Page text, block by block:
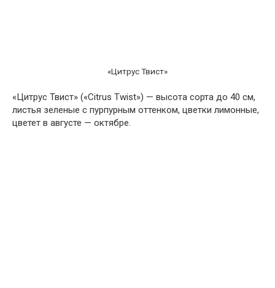
«Цитрус Твист»
«Цитрус Твист» («Citrus Twist») — высота сорта до 40 см,
листья зеленые с пурпурным оттенком, цветки лимонные,
цветет в августе — октябре.